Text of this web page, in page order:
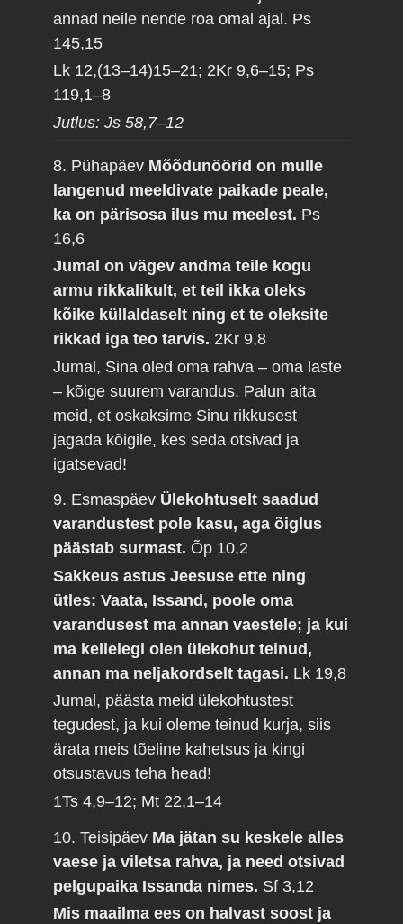
annad neile nende roa omal ajal. Ps
145,15
Lk 12,(13–14)15–21; 2Kr 9,6–15; Ps
119,1–8
Jutlus: Js 58,7–12
8. Pühapäev Mõõdunöörid on mulle
langenud meeldivate paikade peale,
ka on pärisosa ilus mu meelest. Ps
16,6
Jumal on vägev andma teile kogu
armu rikkalikult, et teil ikka oleks
kõike küllaldaselt ning et te oleksite
rikkad iga teo tarvis. 2Kr 9,8
Jumal, Sina oled oma rahva – oma laste
– kõige suurem varandus. Palun aita
meid, et oskaksime Sinu rikkusest
jagada kõigile, kes seda otsivad ja
igatsevad!
9. Esmaspäev Ülekohtuselt saadud
varandustest pole kasu, aga õiglus
päästab surmast. Õp 10,2
Sakkeus astus Jeesuse ette ning
ütles: Vaata, Issand, poole oma
varandusest ma annan vaestele; ja kui
ma kellelegi olen ülekohut teinud,
annan ma neljakordselt tagasi. Lk 19,8
Jumal, päästa meid ülekohtustest
tegudest, ja kui oleme teinud kurja, siis
ärata meis tõeline kahetsus ja kingi
otsustavus teha head!
1Ts 4,9–12; Mt 22,1–14
10. Teisipäev Ma jätan su keskele alles
vaese ja viletsa rahva, ja need otsivad
pelgupaika Issanda nimes. Sf 3,12
Mis maailma ees on halvast soost ja